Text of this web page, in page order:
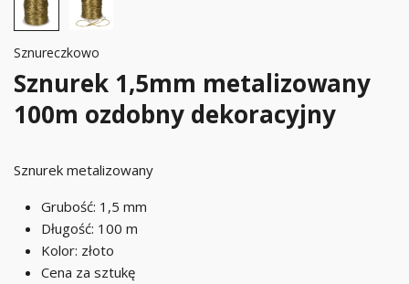
Sznureczkowo
Sznurek 1,5mm metalizowany
100m ozdobny dekoracyjny
Sznurek metalizowany
Grubość: 1,5 mm
Długość: 100 m
Kolor: złoto
Cena za sztukę